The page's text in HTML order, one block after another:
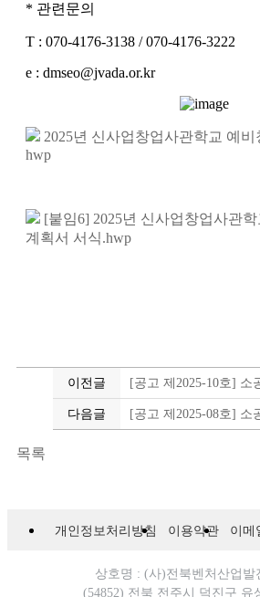
* 관련문의
T : 070-4176-3138 / 070-4176-3222
e : dmseo@jvada.or.kr
2025년 신사업창업사관학교 예
hwp
[붙임6] 2025년 신사업창업사관
계획서 서식.hwp
이전글
다음글
목록
개인정보처리방침 이용약관
이메
상호명 : (사)전북벤처산업발
(54852) 전북 전주시 덕진구 유